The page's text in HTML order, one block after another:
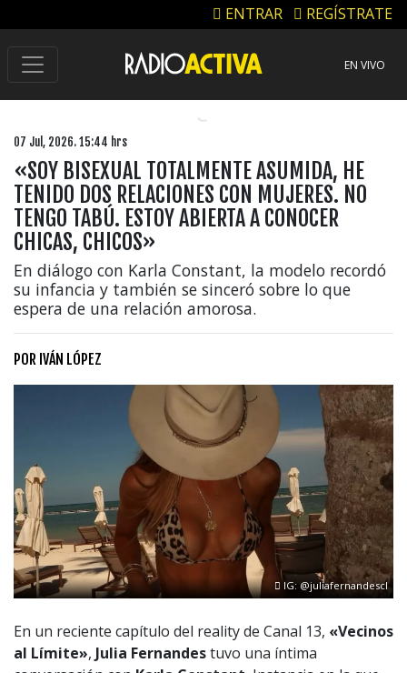
ENTRAR REGÍSTRATE
EN VIVO
07 Jul, 2026. 15:44 hrs
«SOY BISEXUAL TOTALMENTE ASUMIDA, HE
TENIDO DOS RELACIONES CON MUJERES. NO
TENGO TABÚ. ESTOY ABIERTA A CONOCER
CHICAS, CHICOS»
En diálogo con Karla Constant, la modelo recordó
su infancia y también se sinceró sobre lo que
espera de una relación amorosa.
POR IVÁN LÓPEZ
IG: @juliafernandescl
En un reciente capítulo del reality de Canal 13, «Vecinos
al Límite», Julia Fernandestuvo una íntima